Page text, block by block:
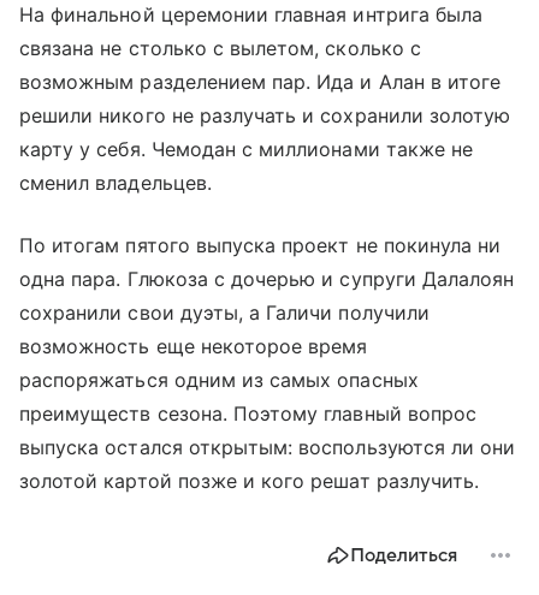
На финальной церемонии главная интрига была
связана не столько с вылетом, сколько с
возможным разделением пар. Ида и Алан в итоге
решили никого не разлучать и сохранили золотую
карту у себя. Чемодан с миллионами также не
сменил владельцев.
По итогам пятого выпуска проект не покинула ни
одна пара. Глюкоза с дочерью и супруги Далалоян
сохранили свои дуэты, а Галичи получили
возможность еще некоторое время
распоряжаться одним из самых опасных
преимуществ сезона. Поэтому главный вопрос
выпуска остался открытым: воспользуются ли они
золотой картой позже и кого решат разлучить.
Поделиться